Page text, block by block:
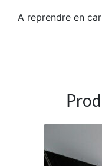
A reprendre en